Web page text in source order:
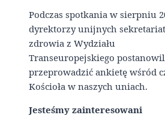
Podczas spotkania w sierpniu
dyrektorzy unijnych
zdrowia z Wydziału
Transeuropejskiego
przeprowadzić ankietę wśród
Kościoła w naszych uniach.
Jesteśmy zainteresowani